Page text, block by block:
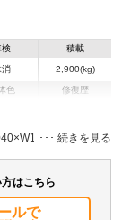
検
消
積載
2,900(kg)
色 修復歴
グ
はこちら
ルで